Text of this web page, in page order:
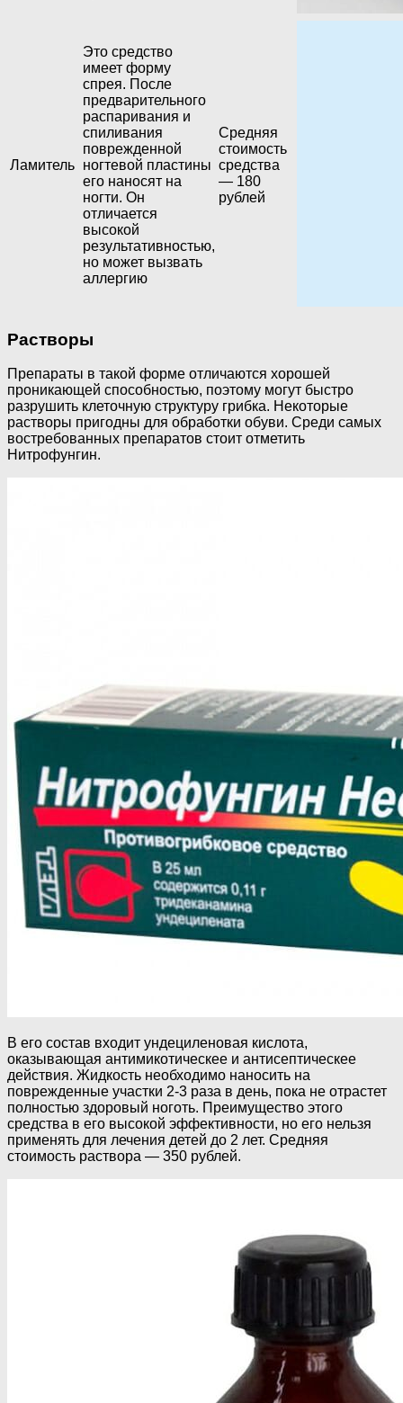
Ламитель
Это средство
имеет форму
спрея. После
предварительного
распаривания и
спиливания
поврежденной
ногтевой пластины
его наносят на
ногти. Он
отличается
высокой
результативностью,
но может вызвать
аллергию
Средняя
стоимость
средства
— 180
рублей
Растворы
Препараты в такой форме отличаются хорошей
проникающей способностью, поэтому могут быстро
разрушить клеточную структуру грибка. Некоторые
растворы пригодны для обработки обуви. Среди самых
востребованных препаратов стоит отметить
Нитрофунгин.
В его состав входит ундециленовая кислота,
оказывающая антимикотическее и антисептическее
действия. Жидкость необходимо наносить на
поврежденные участки 2-3 раза в день, пока не отрастет
полностью здоровый ноготь. Преимущество этого
средства в его высокой эффективности, но его нельзя
применять для лечения детей до 2 лет. Средняя
стоимость раствора — 350 рублей.